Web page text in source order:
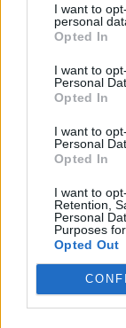
I want to
personal
Opted In
I want to
Personal
Opted In
I want to
Personal
Opted In
I want to
Retention,
Personal
Purposes
Opted Out
да
06.08.2026 / 15:30